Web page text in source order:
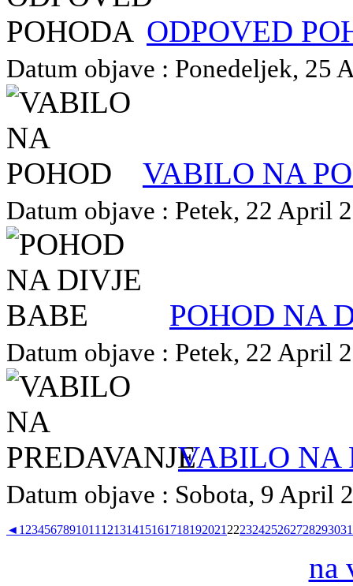
ODPOVED
Datum objave : Ponedeljek, 25
VABILO NA
Datum objave : Petek, 22 April
POHOD NA
Datum objave : Petek, 22 April
VABILO NA
Datum objave : Sobota, 9 April
◄ 1 234567891011 12131415161718192021 22232425262728293031
na